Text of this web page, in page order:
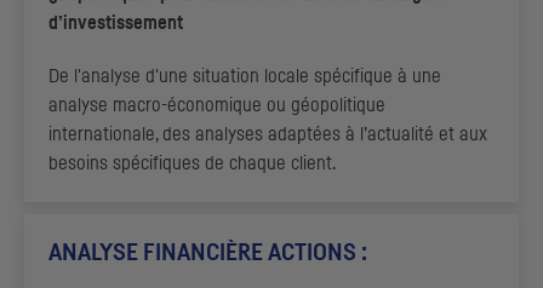
d’investissement
De l'analyse d'une situation locale spécifique à une
analyse macro-économique ou géopolitique
internationale, des analyses adaptées à l’actualité et aux
besoins spécifiques de chaque client.
ANALYSE FINANCIÈRE ACTIONS :